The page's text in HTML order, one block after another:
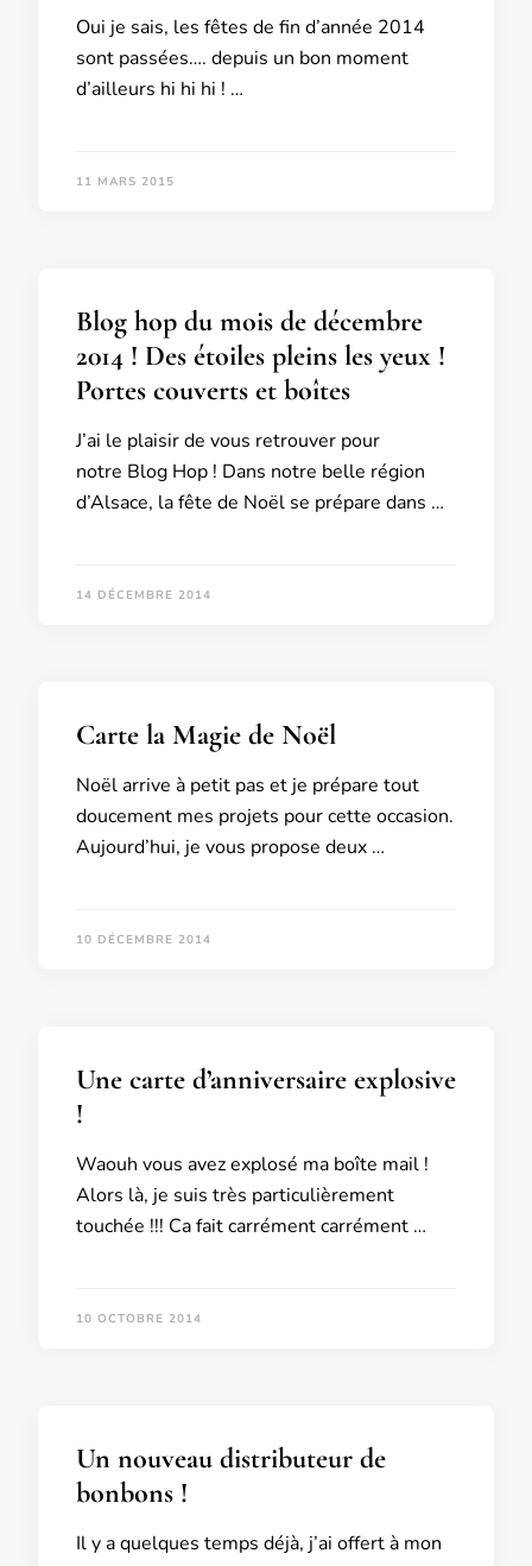
Oui je sais, les fêtes de fin d’année 2014
sont passées…. depuis un bon moment
d’ailleurs hi hi hi ! …
11 MARS 2015
Blog hop du mois de décembre
2014 ! Des étoiles pleins les yeux !
Portes couverts et boîtes
J’ai le plaisir de vous retrouver pour
notre Blog Hop ! Dans notre belle région
d’Alsace, la fête de Noël se prépare dans …
14 DÉCEMBRE 2014
Carte la Magie de Noël
Noël arrive à petit pas et je prépare tout
doucement mes projets pour cette occasion.
Aujourd’hui, je vous propose deux …
10 DÉCEMBRE 2014
Une carte d’anniversaire explosive
!
Waouh vous avez explosé ma boîte mail !
Alors là, je suis très particulièrement
touchée !!! Ca fait carrément carrément …
10 OCTOBRE 2014
Un nouveau distributeur de
bonbons !
Il y a quelques temps déjà, j’ai offert à mon